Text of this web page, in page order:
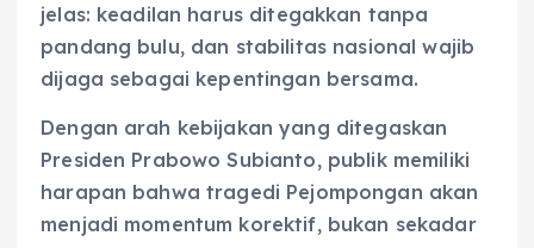
jelas: keadilan harus ditegakkan tanpa
pandang bulu, dan stabilitas nasional wajib
dijaga sebagai kepentingan bersama.
Dengan arah kebijakan yang ditegaskan
Presiden Prabowo Subianto, publik memiliki
harapan bahwa tragedi Pejompongan akan
menjadi momentum korektif, bukan sekadar